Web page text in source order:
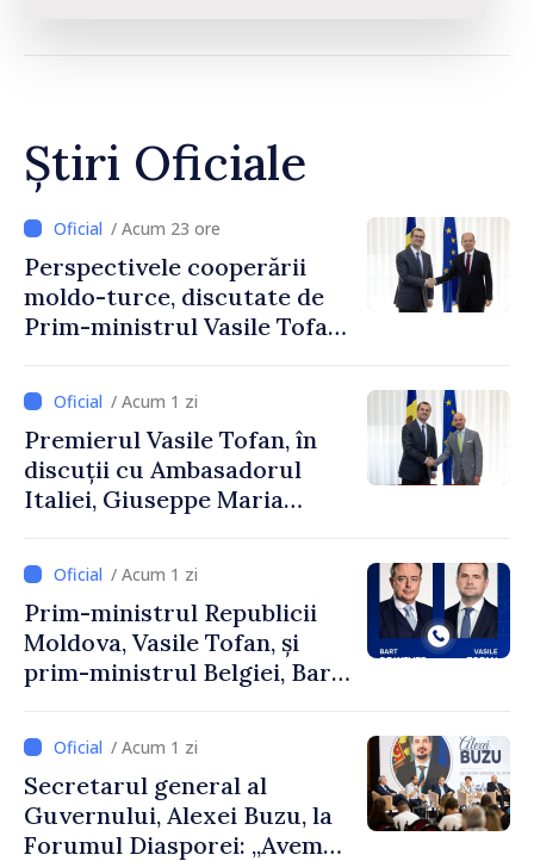
Știri Oficiale
/ Acum 23 ore
Perspectivele cooperării
moldo-turce, discutate de
Prim-ministrul Vasile Tofan
Uygar Mustafa Sertel
/ Acum 1 zi
Premierul Vasile Tofan, în
discuții cu Ambasadorul
Italiei, Giuseppe Maria
/ Acum 1 zi
Prim-ministrul Republicii
Moldova, Vasile Tofan, și
prim-ministrul Belgiei, Bart
despre parcursul european
al Republicii Moldova.
/ Acum 1 zi
Secretarul general al
Guvernului, Alexei Buzu, la
Forumul Diasporei: „Avem